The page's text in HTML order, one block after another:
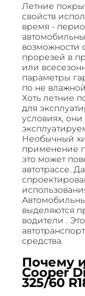
Летние
свойств
время -
возможности
прорезей в
или
параметры
по не
Хоть летние
для
условиях,
Необычный
применение
это может
автотрассе.
выделяются
водители .
средства.
Почему
Cooper
325/60